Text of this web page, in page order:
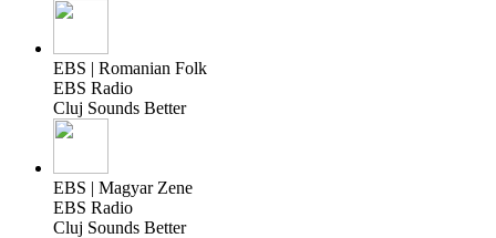
EBS | Romanian Folk
EBS Radio
Cluj Sounds Better
EBS | Magyar Zene
EBS Radio
Cluj Sounds Better